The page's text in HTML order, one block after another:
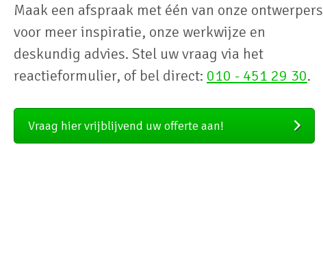
Maak een afspraak met één van onze ontwerpers
voor meer inspiratie, onze werkwijze en
deskundig advies. Stel uw vraag via het
reactieformulier, of bel direct: 010 - 451 29 30.
Vraag hier vrijblijvend uw offerte aan!